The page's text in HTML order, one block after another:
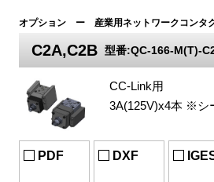
オプション ー 産業用ネットワークコンタ
C2A,C2B型番:QC-166-M(T)-
CC-Link用
3A(125V)x4本 ※シ
PDF DXF